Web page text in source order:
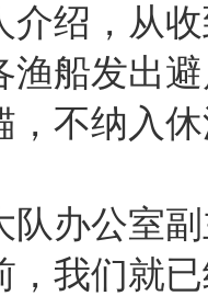
介绍，从
渔船发出
，不纳入
办公室副
们就已